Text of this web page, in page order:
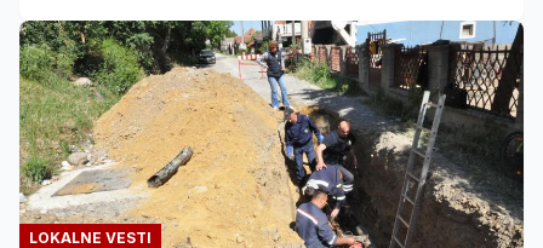
ekosisteme.
LOKALNE VESTI